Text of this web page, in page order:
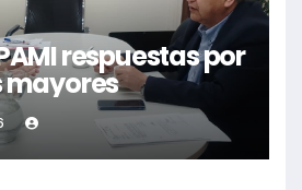
respuestas por
mayores